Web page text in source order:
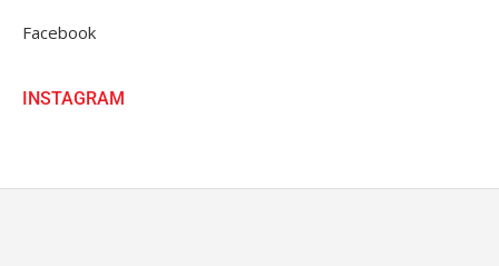
Facebook
INSTAGRAM